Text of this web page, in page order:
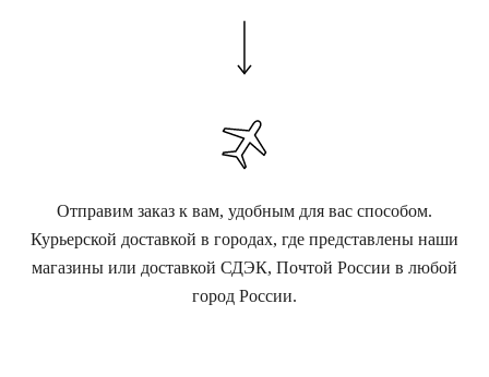
Отправим заказ к вам, удобным для вас способом.
Курьерской доставкой в городах, где представлены наши
магазины или доставкой СДЭК, Почтой России в любой
город России.